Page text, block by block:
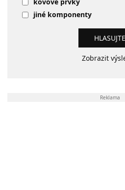
jiné komponenty
Zobrazit
Reklama